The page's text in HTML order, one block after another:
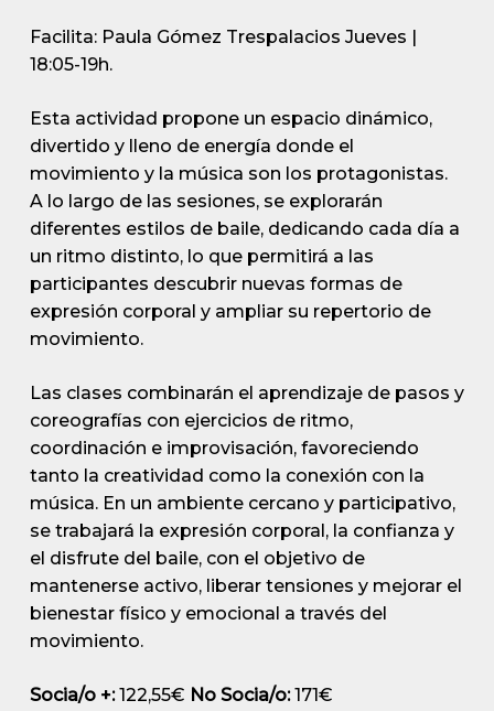
Facilita: Paula Gómez Trespalacios Jueves |
18:05-19h.
Esta actividad propone un espacio dinámico,
divertido y lleno de energía donde el
movimiento y la música son los protagonistas.
A lo largo de las sesiones, se explorarán
diferentes estilos de baile, dedicando cada día a
un ritmo distinto, lo que permitirá a las
participantes descubrir nuevas formas de
expresión corporal y ampliar su repertorio de
movimiento.
Las clases combinarán el aprendizaje de pasos y
coreografías con ejercicios de ritmo,
coordinación e improvisación, favoreciendo
tanto la creatividad como la conexión con la
música. En un ambiente cercano y participativo,
se trabajará la expresión corporal, la confianza y
el disfrute del baile, con el objetivo de
mantenerse activo, liberar tensiones y mejorar el
bienestar físico y emocional a través del
movimiento.
Socia/o +:122,55€ No Socia/o:171€